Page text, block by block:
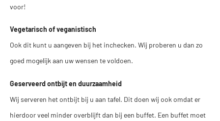
voor!
Vegetarisch of veganistisch
Ook dit kunt u aangeven bij het inchecken. Wij proberen u dan zo
goed mogelijk aan uw wensen te voldoen.
Geserveerd ontbijt en duurzaamheid
Wij serveren het ontbijt bij u aan tafel. Dit doen wij ook omdat er
hierdoor veel minder overblijft dan bij een buffet. Een buffet moet